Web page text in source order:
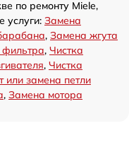
по ремонту Miele,
услуги: Замена
, Замена жгута
фильтра, Чистка
, Чистка
или замена петли
, Замена мотора